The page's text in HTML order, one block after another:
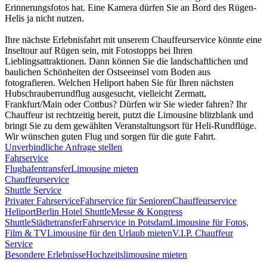
Erinnerungsfotos hat. Eine Kamera dürfen Sie an Bord des Rügen-
Helis ja nicht nutzen.
Ihre nächste Erlebnisfahrt mit unserem Chauffeurservice könnte eine
Inseltour auf Rügen sein, mit Fotostopps bei Ihren
Lieblingsattraktionen. Dann können Sie die landschaftlichen und
baulichen Schönheiten der Ostseeinsel vom Boden aus
fotografieren. Welchen Heliport haben Sie für Ihren nächsten
Hubschrauberrundflug ausgesucht, vielleicht Zermatt,
Frankfurt/Main oder Cottbus? Dürfen wir Sie wieder fahren? Ihr
Chauffeur ist rechtzeitig bereit, putzt die Limousine blitzblank und
bringt Sie zu dem gewählten Veranstaltungsort für Heli-Rundflüge.
Wir wünschen guten Flug und sorgen für die gute Fahrt.
Unverbindliche Anfrage stellen
Fahrservice
FlughafentransferLimousine mieten
Chauffeurservice
Shuttle Service
Privater FahrserviceFahrservice für SeniorenChauffeurservice
HeliportBerlin Hotel ShuttleMesse & Kongress
ShuttleStädtetransferFahrservice in PotsdamLimousine für Fotos,
Film & TVLimousine für den Urlaub mietenV.I.P. Chauffeur
Service
Besondere ErlebnisseHochzeitslimousine mieten